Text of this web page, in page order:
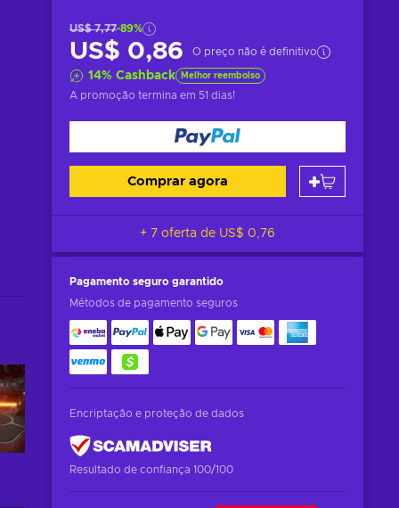
US$ 7,77-89%
US$ 0,86 O preço não é definitivo
14% Cashback Melhor reembolso
A promoção termina em 51 dias!
Comprar agora
+ 7 oferta de US$ 0,76
Pagamento seguro garantido
Métodos de pagamento seguros
Encriptação e proteção de dados
Resultado de confiança 100/100